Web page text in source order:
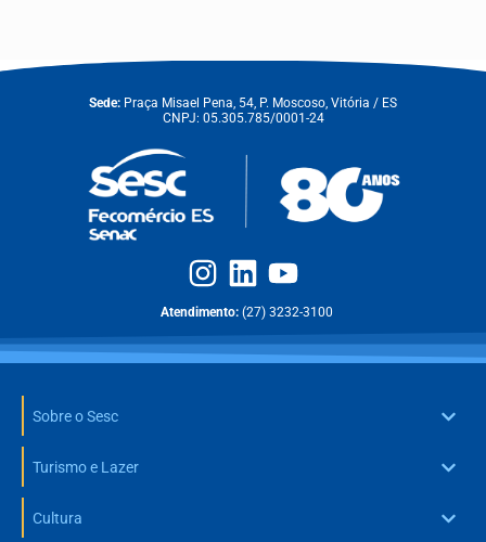
Sede: Praça Misael Pena, 54, P. Moscoso, Vitória / ES
CNPJ: 05.305.785/0001-24
Atendimento: (27) 3232-3100
Sobre o Sesc
Turismo e Lazer
Cultura